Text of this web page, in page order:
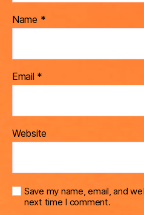
Name *
Email *
Website
Save my name, email, and
next time I comment.